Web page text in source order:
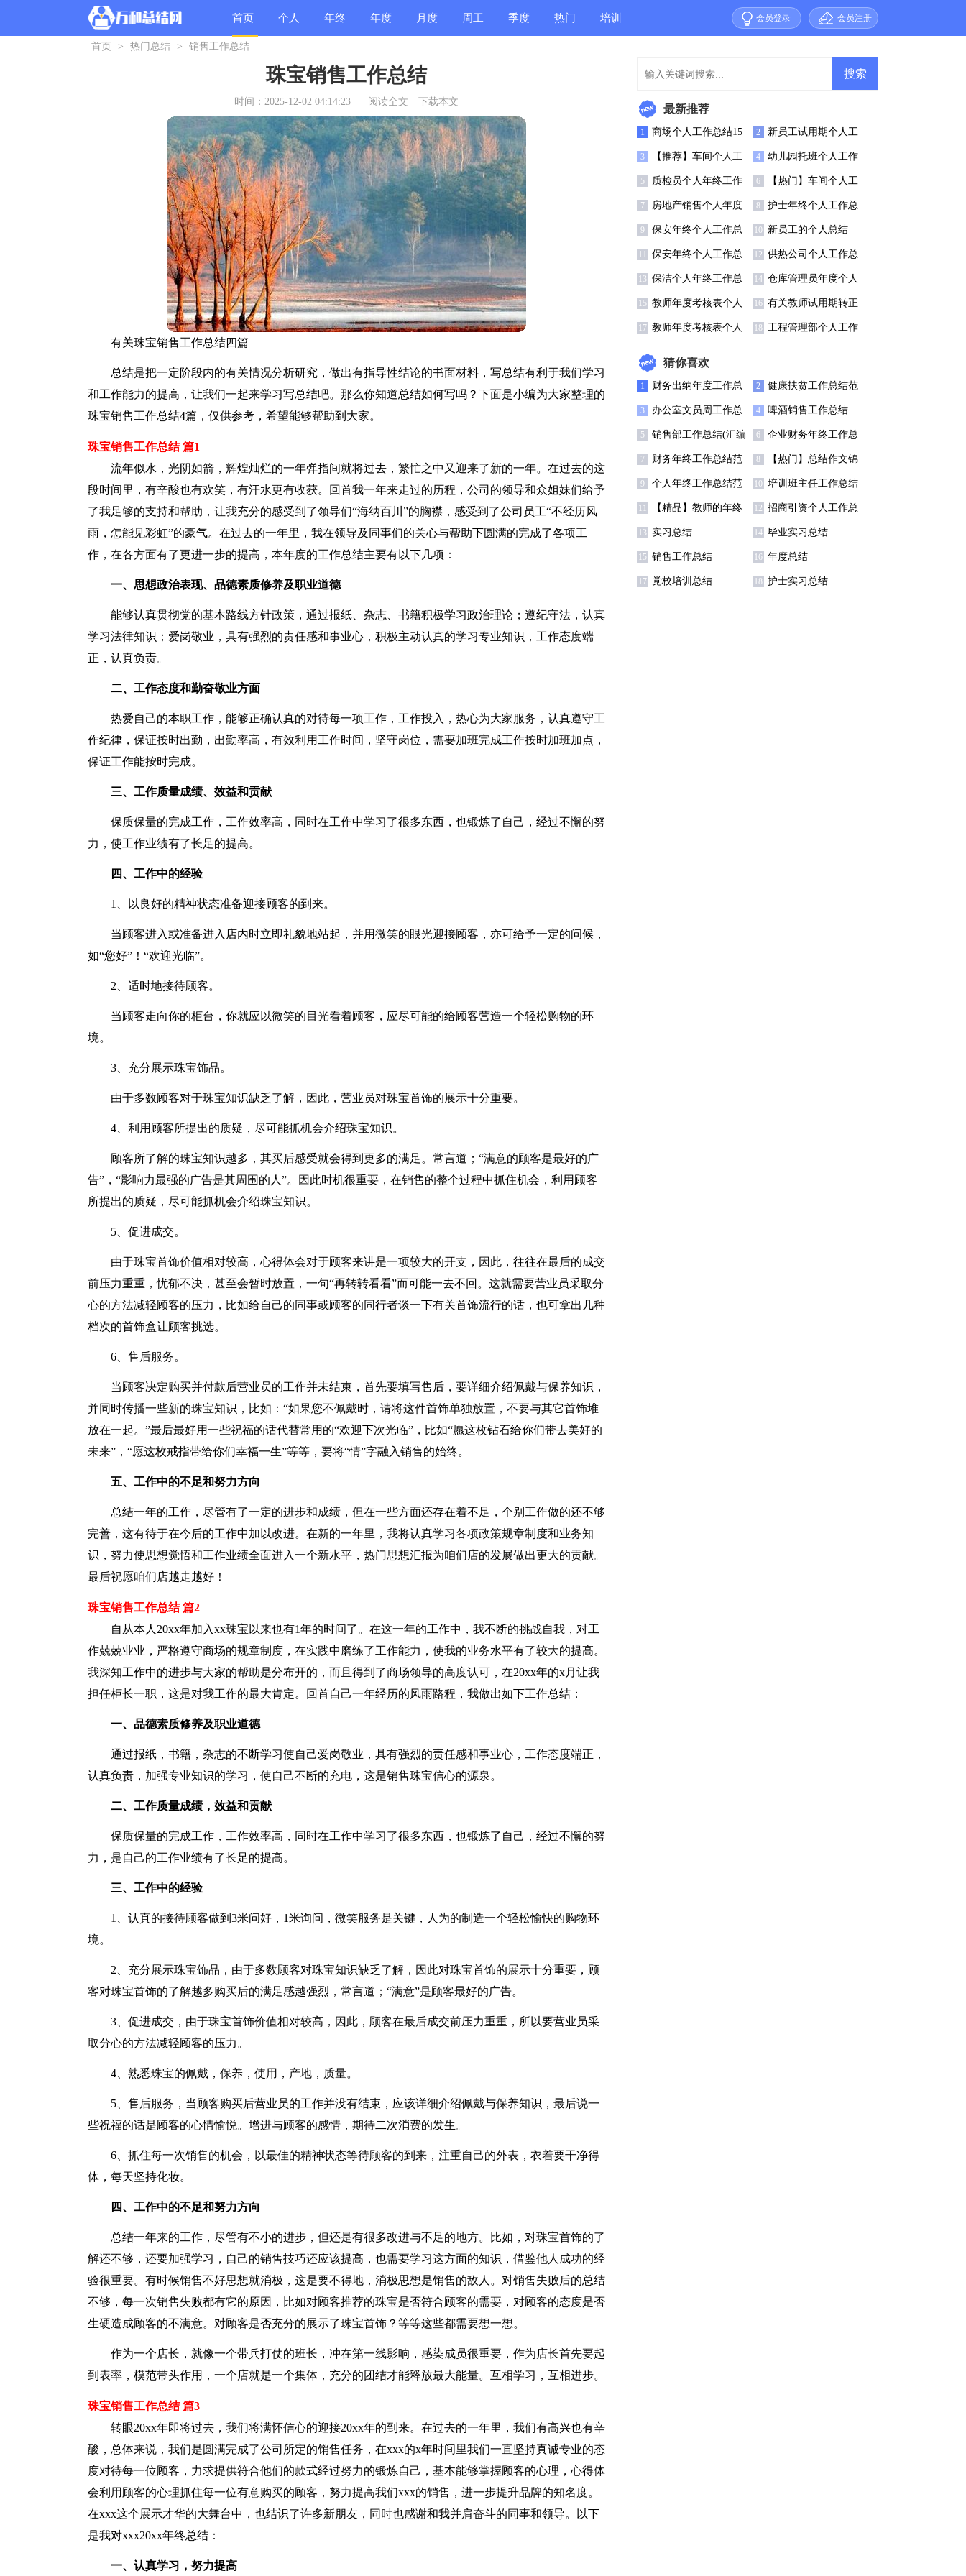
首页 个人 年终 年度 月度 周工 季度 热门 培训 会员登录 会员注册
首页 > 热门总结 > 销售工作总结
珠宝销售工作总结
时间：2025-12-02 04:14:23 阅读全文 下载本文
有关珠宝销售工作总结四篇
总结是把一定阶段内的有关情况分析研究，做出有指导性结论的书面材料，写总结有利于我们学习
和工作能力的提高，让我们一起来学习写总结吧。那么你知道总结如何写吗？下面是小编为大家整理的
珠宝销售工作总结4篇，仅供参考，希望能够帮助到大家。
珠宝销售工作总结 篇1
流年似水，光阴如箭，辉煌灿烂的一年弹指间就将过去，繁忙之中又迎来了新的一年。在过去的这
段时间里，有辛酸也有欢笑，有汗水更有收获。回首我一年来走过的历程，公司的领导和众姐妹们给予
了我足够的支持和帮助，让我充分的感受到了领导们“海纳百川”的胸襟，感受到了公司员工“不经历风
雨，怎能见彩虹”的豪气。在过去的一年里，我在领导及同事们的关心与帮助下圆满的完成了各项工
作，在各方面有了更进一步的提高，本年度的工作总结主要有以下几项：
一、思想政治表现、品德素质修养及职业道德
能够认真贯彻党的基本路线方针政策，通过报纸、杂志、书籍积极学习政治理论；遵纪守法，认真
学习法律知识；爱岗敬业，具有强烈的责任感和事业心，积极主动认真的学习专业知识，工作态度端
正，认真负责。
二、工作态度和勤奋敬业方面
热爱自己的本职工作，能够正确认真的对待每一项工作，工作投入，热心为大家服务，认真遵守工
作纪律，保证按时出勤，出勤率高，有效利用工作时间，坚守岗位，需要加班完成工作按时加班加点，
保证工作能按时完成。
三、工作质量成绩、效益和贡献
保质保量的完成工作，工作效率高，同时在工作中学习了很多东西，也锻炼了自己，经过不懈的努
力，使工作业绩有了长足的提高。
四、工作中的经验
1、以良好的精神状态准备迎接顾客的到来。
当顾客进入或准备进入店内时立即礼貌地站起，并用微笑的眼光迎接顾客，亦可给予一定的问候，
如“您好”！“欢迎光临”。
2、适时地接待顾客。
当顾客走向你的柜台，你就应以微笑的目光看着顾客，应尽可能的给顾客营造一个轻松购物的环
境。
3、充分展示珠宝饰品。
由于多数顾客对于珠宝知识缺乏了解，因此，营业员对珠宝首饰的展示十分重要。
4、利用顾客所提出的质疑，尽可能抓机会介绍珠宝知识。
顾客所了解的珠宝知识越多，其买后感受就会得到更多的满足。常言道；“满意的顾客是最好的广
告”，“影响力最强的广告是其周围的人”。因此时机很重要，在销售的整个过程中抓住机会，利用顾客
所提出的质疑，尽可能抓机会介绍珠宝知识。
5、促进成交。
由于珠宝首饰价值相对较高，心得体会对于顾客来讲是一项较大的开支，因此，往往在最后的成交
前压力重重，忧郁不决，甚至会暂时放置，一句“再转转看看”而可能一去不回。这就需要营业员采取分
心的方法减轻顾客的压力，比如给自己的同事或顾客的同行者谈一下有关首饰流行的话，也可拿出几种
档次的首饰盒让顾客挑选。
6、售后服务。
当顾客决定购买并付款后营业员的工作并未结束，首先要填写售后，要详细介绍佩戴与保养知识，
并同时传播一些新的珠宝知识，比如：“如果您不佩戴时，请将这件首饰单独放置，不要与其它首饰堆
放在一起。”最后最好用一些祝福的话代替常用的“欢迎下次光临”，比如“愿这枚钻石给你们带去美好的
未来”，“愿这枚戒指带给你们幸福一生”等等，要将“情”字融入销售的始终。
五、工作中的不足和努力方向
总结一年的工作，尽管有了一定的进步和成绩，但在一些方面还存在着不足，个别工作做的还不够
完善，这有待于在今后的工作中加以改进。在新的一年里，我将认真学习各项政策规章制度和业务知
识，努力使思想觉悟和工作业绩全面进入一个新水平，热门思想汇报为咱们店的发展做出更大的贡献。
最后祝愿咱们店越走越好！
珠宝销售工作总结 篇2
自从本人20xx年加入xx珠宝以来也有1年的时间了。在这一年的工作中，我不断的挑战自我，对工
作兢兢业业，严格遵守商场的规章制度，在实践中磨练了工作能力，使我的业务水平有了较大的提高。
我深知工作中的进步与大家的帮助是分布开的，而且得到了商场领导的高度认可，在20xx年的x月让我
担任柜长一职，这是对我工作的最大肯定。回首自己一年经历的风雨路程，我做出如下工作总结：
一、品德素质修养及职业道德
通过报纸，书籍，杂志的不断学习使自己爱岗敬业，具有强烈的责任感和事业心，工作态度端正，
认真负责，加强专业知识的学习，使自己不断的充电，这是销售珠宝信心的源泉。
二、工作质量成绩，效益和贡献
保质保量的完成工作，工作效率高，同时在工作中学习了很多东西，也锻炼了自己，经过不懈的努
力，是自己的工作业绩有了长足的提高。
三、工作中的经验
1、认真的接待顾客做到3米问好，1米询问，微笑服务是关键，人为的制造一个轻松愉快的购物环
境。
2、充分展示珠宝饰品，由于多数顾客对珠宝知识缺乏了解，因此对珠宝首饰的展示十分重要，顾
客对珠宝首饰的了解越多购买后的满足感越强烈，常言道；“满意”是顾客最好的广告。
3、促进成交，由于珠宝首饰价值相对较高，因此，顾客在最后成交前压力重重，所以要营业员采
取分心的方法减轻顾客的压力。
4、熟悉珠宝的佩戴，保养，使用，产地，质量。
5、售后服务，当顾客购买后营业员的工作并没有结束，应该详细介绍佩戴与保养知识，最后说一
些祝福的话是顾客的心情愉悦。增进与顾客的感情，期待二次消费的发生。
6、抓住每一次销售的机会，以最佳的精神状态等待顾客的到来，注重自己的外表，衣着要干净得
体，每天坚持化妆。
四、工作中的不足和努力方向
总结一年来的工作，尽管有不小的进步，但还是有很多改进与不足的地方。比如，对珠宝首饰的了
解还不够，还要加强学习，自己的销售技巧还应该提高，也需要学习这方面的知识，借鉴他人成功的经
验很重要。有时候销售不好思想就消极，这是要不得地，消极思想是销售的敌人。对销售失败后的总结
不够，每一次销售失败都有它的原因，比如对顾客推荐的珠宝是否符合顾客的需要，对顾客的态度是否
生硬造成顾客的不满意。对顾客是否充分的展示了珠宝首饰？等等这些都需要想一想。
作为一个店长，就像一个带兵打仗的班长，冲在第一线影响，感染成员很重要，作为店长首先要起
到表率，模范带头作用，一个店就是一个集体，充分的团结才能释放最大能量。互相学习，互相进步。
珠宝销售工作总结 篇3
转眼20xx年即将过去，我们将满怀信心的迎接20xx年的到来。在过去的一年里，我们有高兴也有辛
酸，总体来说，我们是圆满完成了公司所定的销售任务，在xxx的x年时间里我们一直坚持真诚专业的态
度对待每一位顾客，力求提供符合他们的款式经过努力的锻炼自己，基本能够掌握顾客的心理，心得体
会利用顾客的心理抓住每一位有意购买的顾客，努力提高我们xxx的销售，进一步提升品牌的知名度。
在xxx这个展示才华的大舞台中，也结识了许多新朋友，同时也感谢和我并肩奋斗的同事和领导。以下
是我对xxx20xx年终总结：
一、认真学习，努力提高
最新推荐
1 商场个人工作总结15
篇
2 新员工试用期个人工
作总结集合15篇
3 【推荐】车间个人工
作总结
4 幼儿园托班个人工作
总结(通用14篇)
5 质检员个人年终工作
总结集合12篇
6 【热门】车间个人工
作总结
7 房地产销售个人年度
工作总结合集15篇
8 护士年终个人工作总
结【热】
9 保安年终个人工作总
结合集15篇
10 新员工的个人总结
11 保安年终个人工作总
结(集锦15篇)
12 供热公司个人工作总
结
13 保洁个人年终工作总
结(集合15篇)
14 仓库管理员年度个人
工作总结
15 教师年度考核表个人
工作总结(通用13篇)
16 有关教师试用期转正
工作总结
17 教师年度考核表个人 18 工程管理部个人工作
猜你喜欢
1 财务出纳年度工作总
结11篇
2 健康扶贫工作总结范
文
3 办公室文员周工作总
结
4 啤酒销售工作总结
5 销售部工作总结(汇编
15篇)
6 企业财务年终工作总
结范文
7 财务年终工作总结范
文汇编六篇
8 【热门】总结作文锦
集四篇
9 个人年终工作总结范
文
10 培训班主任工作总结
集锦8篇
11 【精品】教师的年终
总结模板汇编八篇
12 招商引资个人工作总
结
13 实习总结 14 毕业实习总结
15 销售工作总结 16 年度总结
17 党校培训总结 18 护士实习总结